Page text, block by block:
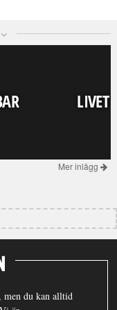
LIVET
Mer inlägg
men du kan alltid